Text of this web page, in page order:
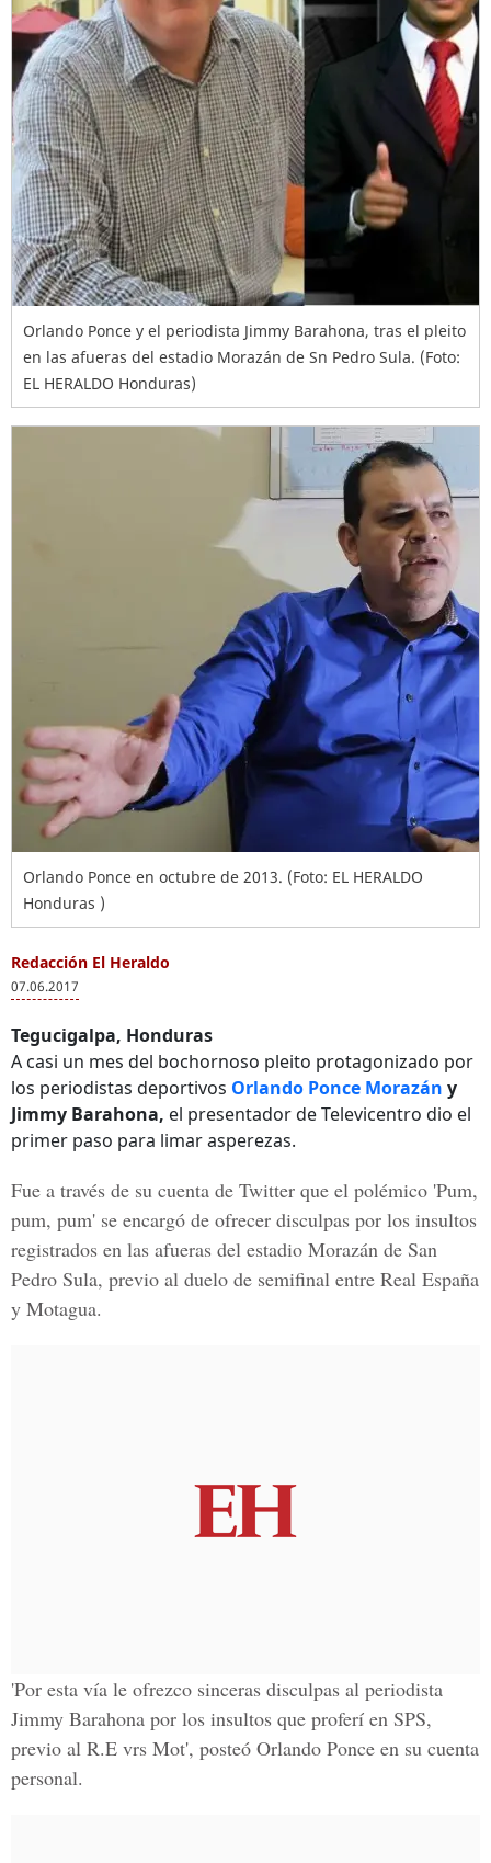
Orlando Ponce y el periodista Jimmy Barahona, tras el pleito
en las afueras del estadio Morazán de Sn Pedro Sula. (Foto:
EL HERALDO Honduras)
Orlando Ponce en octubre de 2013. (Foto: EL HERALDO
Honduras )
Redacción El Heraldo
07.06.2017
Tegucigalpa, Honduras
A casi un mes del bochornoso pleito protagonizado por
los periodistas deportivos Orlando Ponce Morazán y
Jimmy Barahona, el presentador de Televicentro dio el
primer paso para limar asperezas.
Fue a través de su cuenta de Twitter que el polémico 'Pum,
pum, pum' se encargó de ofrecer disculpas por los insultos
registrados en las afueras del estadio Morazán de San
Pedro Sula, previo al duelo de semifinal entre Real España
y Motagua.
'Por esta vía le ofrezco sinceras disculpas al periodista
Jimmy Barahona por los insultos que proferí en SPS,
previo al R.E vrs Mot', posteó Orlando Ponce en su cuenta
personal.